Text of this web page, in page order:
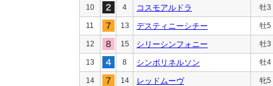
10 4 コスモアルドラ 牡3
11 13 デスティニーシチー 牡5
12 15 シリーシンフォニー 牡3
13 8 シンボリネルソン 牡4
14 14 レッドムーヴ 牝5